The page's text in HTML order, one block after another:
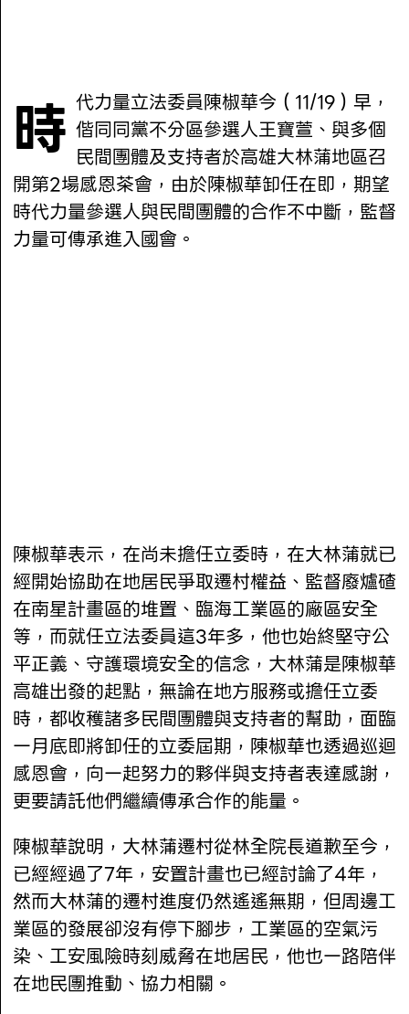
時代力量立法委員陳椒華今（11/19）早， 偕同同黨不分區參選人王寶萱、與多個
民間團體及支持者於高雄大林蒲地區召
開第2場感恩茶會，由於陳椒華卸任在即，期望
時代力量參選人與民間團體的合作不中斷，監督
力量可傳承進入國會。
陳椒華表示，在尚未擔任立委時，在大林蒲就已
經開始協助在地居民爭取遷村權益、監督廢爐碴
在南星計畫區的堆置、臨海工業區的廠區安全
等，而就任立法委員這3年多，他也始終堅守公
平正義、守護環境安全的信念，大林蒲是陳椒華
高雄出發的起點，無論在地方服務或擔任立委
時，都收穫諸多民間團體與支持者的幫助，面臨
一月底即將卸任的立委屆期，陳椒華也透過巡迴
感恩會，向一起努力的夥伴與支持者表達感謝，
更要請託他們繼續傳承合作的能量。
陳椒華說明，大林蒲遷村從林全院長道歉至今，
已經經過了7年，安置計畫也已經討論了4年，
然而大林蒲的遷村進度仍然遙遙無期，但周邊工
業區的發展卻沒有停下腳步，工業區的空氣污
染、工安風險時刻威脅在地居民，他也一路陪伴
在地民團推動、協力相關。